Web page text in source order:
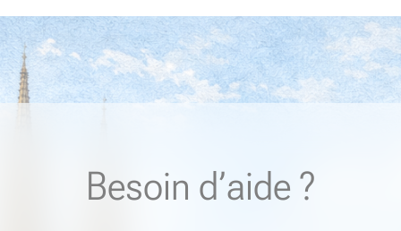
Besoin d’aide ?